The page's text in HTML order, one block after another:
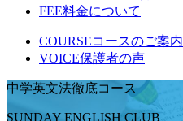
FEE料金について
COURSEコースのご案内
VOICE保護者の声
中学英文法徹底コース
SUNDAY ENGLISH CLUB